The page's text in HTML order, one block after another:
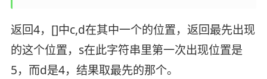
返回4，[]中c,d在其中一个的位置，返回最先出现
的这个位置，s在此字符串里第一次出现位置是
5，而d是4，结果取最先的那个。